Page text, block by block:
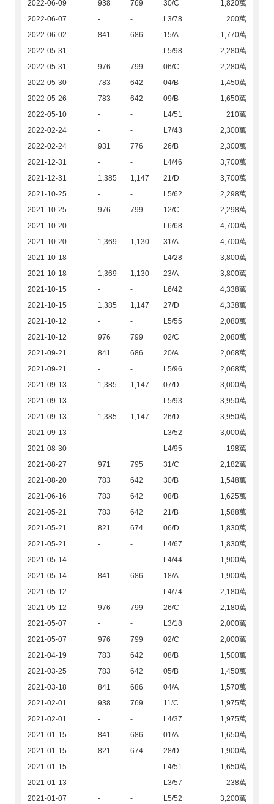
2022-06-09 938 769 30/C
1,820萬
2022-06-07
- - L3/78
200萬
2022-06-02
841 686 15/A
1,770萬
2022-05-31
- - L5/98
2,280萬
2022-05-31
976 799 06/C
2,280萬
2022-05-30
783 642 04/B
1,450萬
2022-05-26
783 642 09/B
1,650萬
2022-05-10
- - L4/51
210萬
2022-02-24
- - L7/43
2,300萬
2022-02-24
931 776 26/B
2,300萬
2021-12-31
- - L4/46
3,700萬
2021-12-31
1,385 1,147 21/D
3,700萬
2021-10-25
- - L5/62
2,298萬
2021-10-25
976 799 12/C
2,298萬
2021-10-20
- - L6/68
4,700萬
2021-10-20
1,369 1,130 31/A
4,700萬
2021-10-18
- - L4/28
3,800萬
2021-10-18
1,369 1,130 23/A
3,800萬
2021-10-15
- - L6/42
4,338萬
2021-10-15
1,385 1,147 27/D
4,338萬
2021-10-12
- - L5/55
2,080萬
2021-10-12
976 799 02/C
2,080萬
2021-09-21
841 686 20/A
2,068萬
2021-09-21
- - L5/96
2,068萬
2021-09-13
1,385 1,147 07/D
3,000萬
2021-09-13
- - L5/93
3,950萬
2021-09-13
1,385 1,147 26/D
3,950萬
2021-09-13
- - L3/52
3,000萬
2021-08-30
- - L4/95
198萬
2021-08-27
971 795 31/C
2,182萬
2021-08-20
783 642 30/B
1,548萬
2021-06-16
783 642 08/B
1,625萬
2021-05-21
783 642 21/B
1,588萬
2021-05-21
821 674 06/D
1,830萬
2021-05-21
- - L4/67
1,830萬
2021-05-14
- - L4/44
1,900萬
2021-05-14
841 686 18/A
1,900萬
2021-05-12
- - L4/74
2,180萬
2021-05-12
976 799 26/C
2,180萬
2021-05-07
- - L3/18
2,000萬
2021-05-07
976 799 02/C
2,000萬
2021-04-19
783 642 08/B
1,500萬
2021-03-25
783 642 05/B
1,450萬
2021-03-18
841 686 04/A
1,570萬
2021-02-01
938 769 11/C
1,975萬
2021-02-01
- - L4/37
1,975萬
2021-01-15
841 686 01/A
1,650萬
2021-01-15
821 674 28/D
1,900萬
2021-01-15
- - L4/51
1,650萬
2021-01-13
- - L3/57
238萬
2021-01-07
- - L5/52
3,200萬